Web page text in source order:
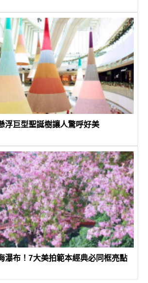
浮巨型聖誕樹讓人驚呼好美
瀑布！7大美拍範本經典必同框亮點